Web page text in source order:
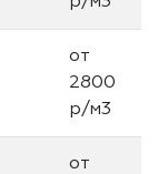
от
2800
р/м3
от